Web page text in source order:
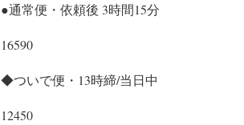
●通常便・依頼後 3時間15分
16590
◆ついで便・13時締/当日中
12450